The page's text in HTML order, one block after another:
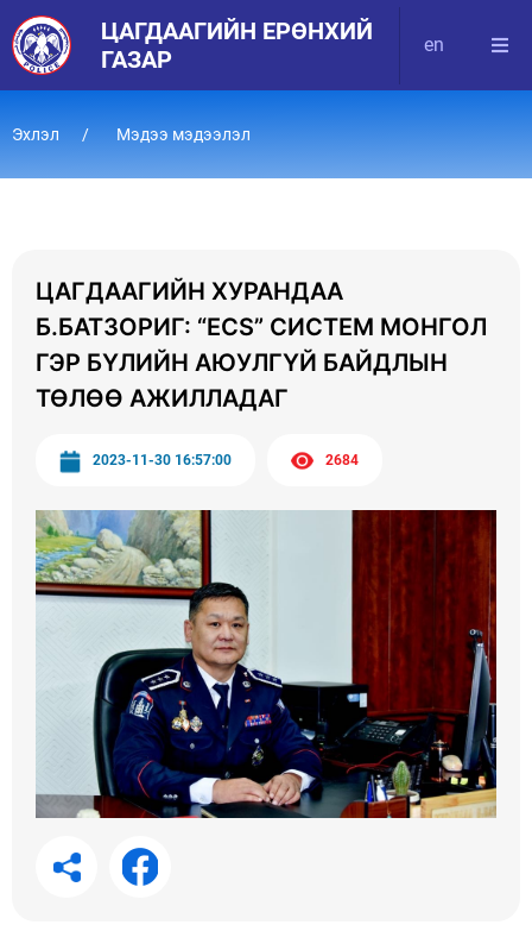
ЦАГДААГИЙН ЕРӨНХИЙ
ГАЗАР
en
Эхлэл Мэдээ мэдээлэл
ЦАГДААГИЙН ХУРАНДАА
Б.БАТЗОРИГ: “ECS” СИСТЕМ МОНГОЛ
ГЭР БҮЛИЙН АЮУЛГҮЙ БАЙДЛЫН
ТӨЛӨӨ АЖИЛЛАДАГ
2023-11-30 16:57:00 2684